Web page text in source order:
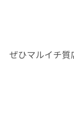
ぜひマルイチ質